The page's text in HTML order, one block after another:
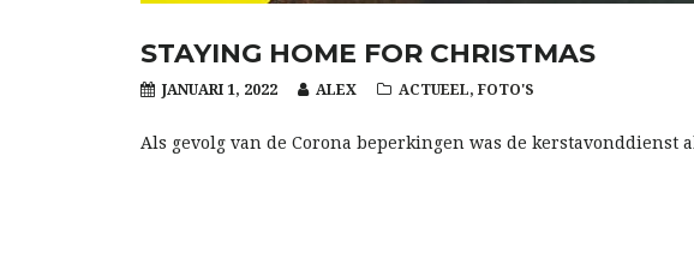
STAYING HOME FOR CHRISTMAS
JANUARI 1, 2022 ALEX ACTUEEL, FOTO'S
Als gevolg van de Corona beperkingen was de